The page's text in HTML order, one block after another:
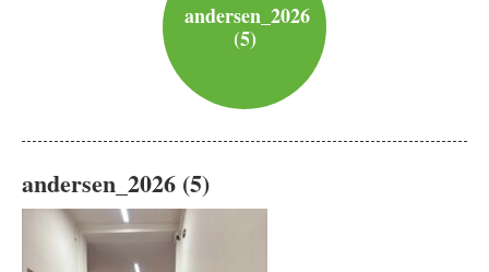
andersen_2026
(5)
andersen_2026 (5)